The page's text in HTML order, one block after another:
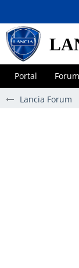
Portal Forum
Lancia Forum